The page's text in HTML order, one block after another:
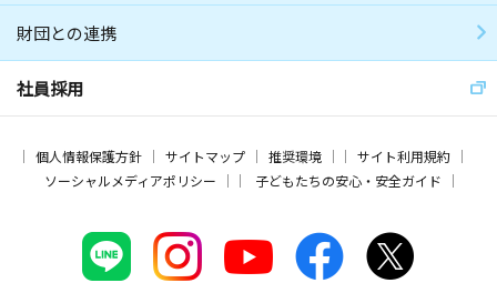
財団との連携
社員採用
個人情報保護方針 サイトマップ 推奨環境
サイト利用規約
ソーシャルメディアポリシー
子どもたちの安心・安全ガイド